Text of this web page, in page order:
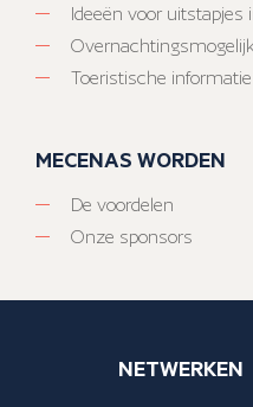
Ideeën voor uitstapjes
Toeristische informatie
MECENAS WORDEN
De voordelen
Onze sponsors
NETWERKEN